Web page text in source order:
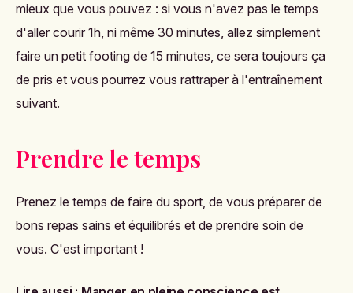
mieux que vous pouvez : si vous n'avez pas le temps
d'aller courir 1h, ni même 30 minutes, allez simplement
faire un petit footing de 15 minutes, ce sera toujours ça
de pris et vous pourrez vous rattraper à l'entraînement
suivant.
Prendre le temps
Prenez le temps de faire du sport, de vous préparer de
bons repas sains et équilibrés et de prendre soin de
vous. C'est important !